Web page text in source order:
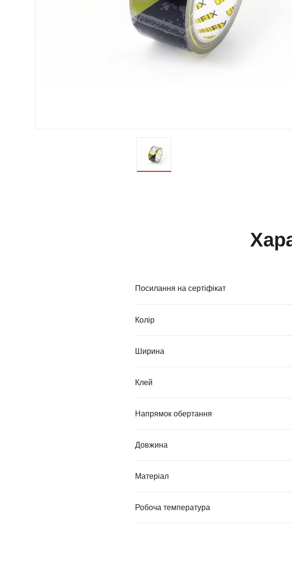
Посилання на сертіфікат
Колір
Ширина
Клей
Напрямок обертання
Довжина
Матеріал
Робоча температура